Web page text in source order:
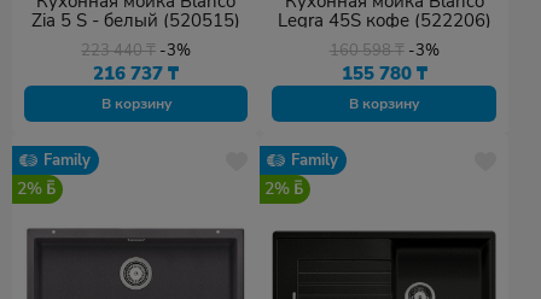
Zia 5 S - белый (520515)
223 440₸ -3%
216 737₸
В корзину
Legra 45S кофе (522206)
160 598₸ -3%
155 780 ₸
В корзину
Family
2%
Family
2%